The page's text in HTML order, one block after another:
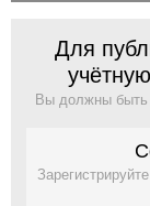
Для
Вы должны быть